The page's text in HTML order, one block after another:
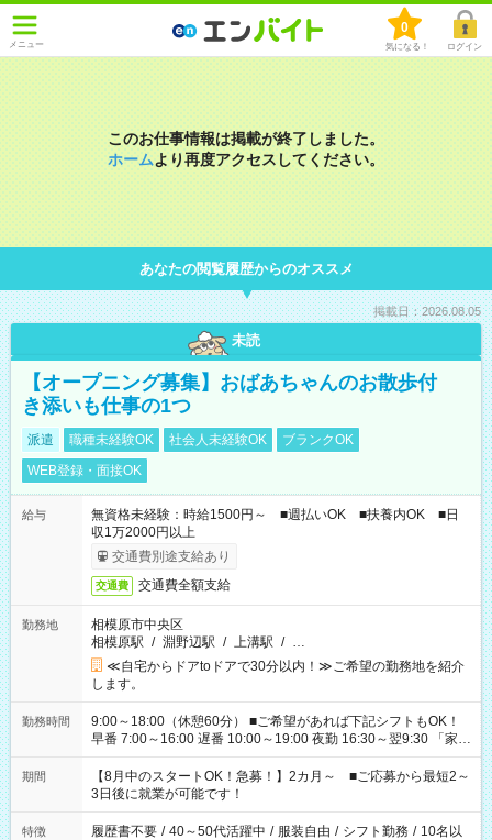
メニュー
0
気になる！ ログイン
このお仕事情報は掲載が終了しました。
ホームより再度アクセスしてください。
あなたの閲覧履歴からのオススメ
掲載日：2026.08.05
未読
【オープニング募集】おばあちゃんのお散歩付
き添いも仕事の1つ
派遣 職種未経験OK 社会人未経験OK
ブランクOK
WEB登録・面接OK
給与
無資格未経験：時給1500円～ ■週払いOK ■扶養内OK ■日
収1万2000円以上
交通費別途支給あり
交通費 交通費全額支給
勤務地
相模原市中央区
相模原駅 / 淵野辺駅 / 上溝駅 / …
≪自宅からドアtoドアで30分以内！≫ご希望の勤務地を紹介
します。
勤務時間
9:00～18:00（休憩60分） ■ご希望があれば下記シフトもOK！
早番 7:00～16:00 遅番 10:00～19:00 夜勤 16:30～翌9:30 「家族
と休みを合わせたい」 「余裕を持って夕飯の準備がしたい」
「できれば残業はしたくない」 など、ご希望を教えてください
ね。 ※Wワーク希望の方へ 今ご覧のお仕事で希望する勤務時間
と、もう1つのお仕事の勤務時間。 合計で週40時間を超える場
合は応募できません。
期間
【8月中のスタートOK！急募！】2カ月～ ■ご応募から最短2～
3日後に就業が可能です！
特徴 履歴書不要 / 40～50代活躍中 / 服装自由 / シフト勤務 / 10名以